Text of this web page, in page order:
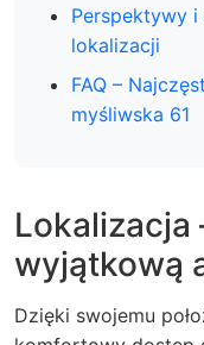
Perspektywy i
lokalizacji
FAQ –
myśliwska 61
Lokalizacja
wyjątkową
Dzięki swojemu